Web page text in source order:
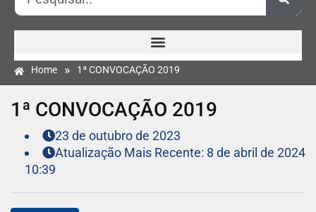
Home » 1ª CONVOCAÇÃO 2019
1ª CONVOCAÇÃO 2019
23 de outubro de 2023
Atualização Mais Recente: 8 de abril de 2024
10:39